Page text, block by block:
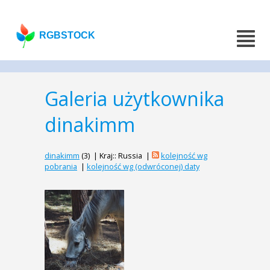
RGBSTOCK
Galeria użytkownika
dinakimm
dinakimm (3) | Kraj:: Russia |
kolejność wg
pobrania | kolejność wg (odwróconej) daty